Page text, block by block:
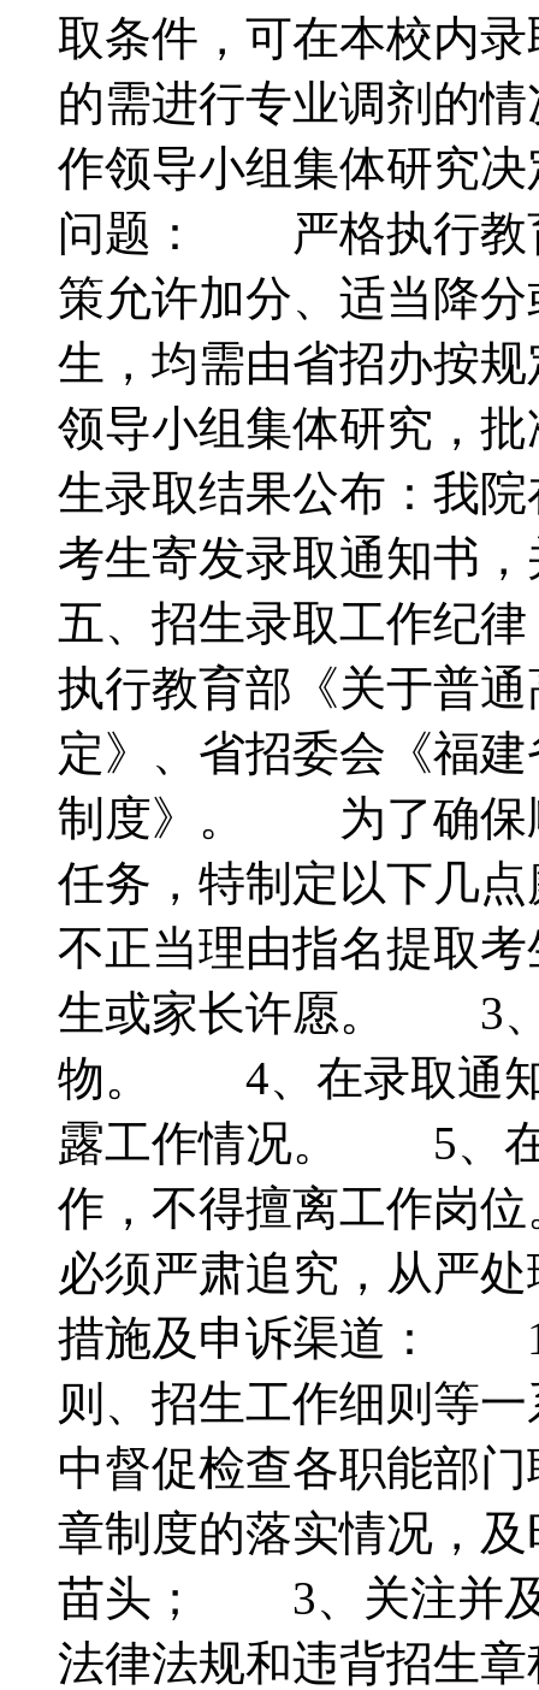
取条件，可在本校内
的需进行专业调剂的
作领导小组集体研究
问题： 严格执行教
策允许加分、适当降
生，均需由省招办按
领导小组集体研究，
生录取结果公布：我
考生寄发录取通知书
五、招生录取工作纪
执行教育部《关于普
定》、省招委会《福
制度》。 为了确保
任务，特制定以下几
不正当理由指名提取
生或家长许愿。 3、
物。 4、在录取通知
露工作情况。 5、在
作，不得擅离工作岗
必须严肃追究，从严
措施及申诉渠道： 1
则、招生工作细则等
中督促检查各职能部
章制度的落实情况，
苗头； 3、关注并及
法律法规和违背招生